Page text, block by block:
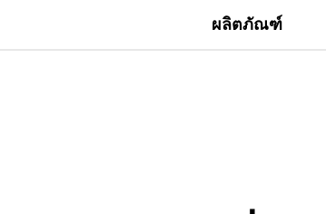
ผลิตภัณฑ์